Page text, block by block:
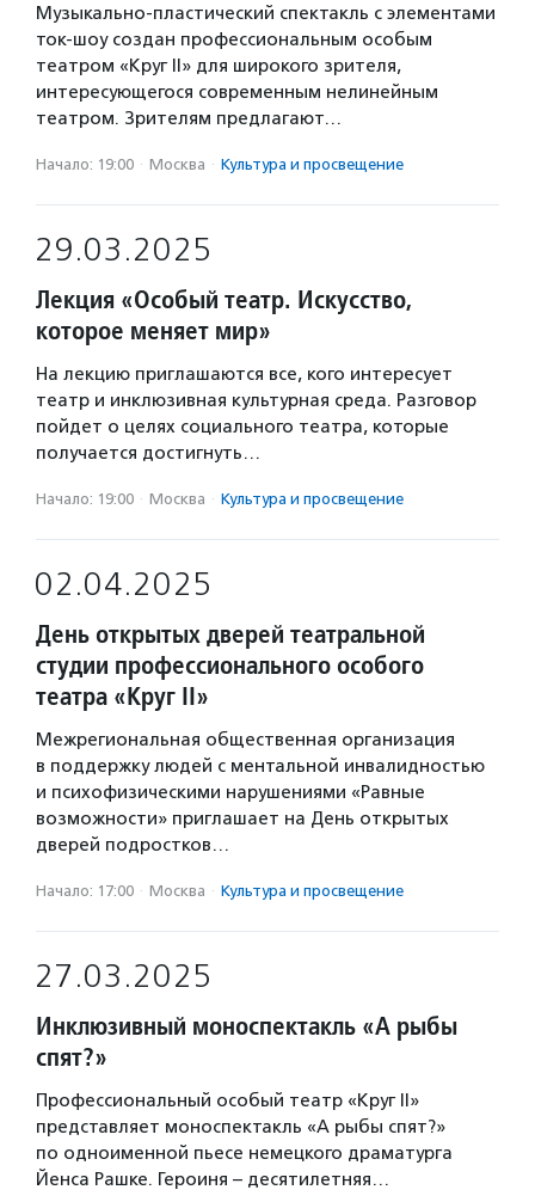
Музыкально-пластический спектакль с элементами
ток-шоу создан профессиональным особым
театром «Круг II» для широкого зрителя,
интересующегося современным нелинейным
театром. Зрителям предлагают…
Начало: 19:00 · Москва · Культура и просвещение
29.03.2025
Лекция «Особый театр. Искусство,
которое меняет мир»
На лекцию приглашаются все, кого интересует
театр и инклюзивная культурная среда. Разговор
пойдет о целях социального театра, которые
получается достигнуть…
Начало: 19:00 · Москва · Культура и просвещение
02.04.2025
День открытых дверей театральной
студии профессионального особого
театра «Круг II»
Межрегиональная общественная организация
в поддержку людей с ментальной инвалидностью
и психофизическими нарушениями «Равные
возможности» приглашает на День открытых
дверей подростков…
Начало: 17:00 · Москва · Культура и просвещение
27.03.2025
Инклюзивный моноспектакль «А рыбы
спят?»
Профессиональный особый театр «Круг II»
представляет моноспектакль «А рыбы спят?»
по одноименной пьесе немецкого драматурга
Йенса Рашке. Героиня – десятилетняя…